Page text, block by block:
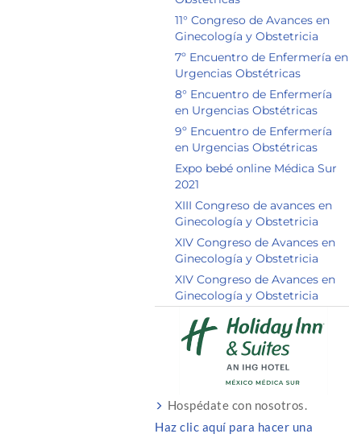
11° Congreso de Avances en
Ginecología y Obstetricia
7º Encuentro de Enfermería en
Urgencias Obstétricas
8° Encuentro de Enfermería
en Urgencias Obstétricas
9º Encuentro de Enfermería
en Urgencias Obstétricas
Expo bebé online Médica Sur
2021
XIII Congreso de avances en
Ginecología y Obstetricia
XIV Congreso de Avances en
Ginecología y Obstetricia
XIV Congreso de Avances en
Ginecología y Obstetricia
Hospédate con nosotros.
Haz clic aquí para hacer una